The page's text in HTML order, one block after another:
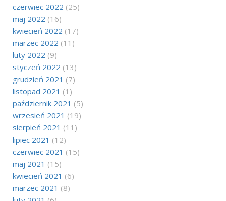
czerwiec 2022 (25)
maj 2022 (16)
kwiecień 2022 (17)
marzec 2022 (11)
luty 2022 (9)
styczeń 2022 (13)
grudzień 2021 (7)
listopad 2021 (1)
październik 2021 (5)
wrzesień 2021 (19)
sierpień 2021 (11)
lipiec 2021 (12)
czerwiec 2021 (15)
maj 2021 (15)
kwiecień 2021 (6)
marzec 2021 (8)